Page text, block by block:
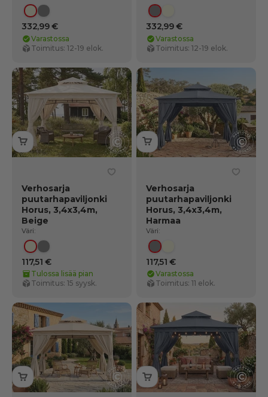
BeigeHarmaa
332,99 €
Varastossa
Toimitus: 12-19 elok.
Harmaa
332,99 €
Varastossa
Toimitus: 12-19 elok.
Verhosarja
puutarhapaviljonki
Horus, 3,4x3,4m,
Beige
Väri:
BeigeHarmaa
117,51 €
Tulossa lisää pian
Toimitus: 15 syysk.
Verhosarja
puutarhapaviljonki
Horus, 3,4x3,4m,
Harmaa
Väri:
Harmaa
117,51 €
Varastossa
Toimitus: 11 elok.